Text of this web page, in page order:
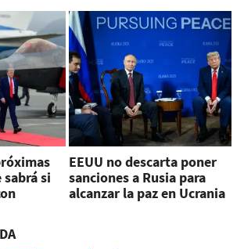
sabrá si
EEUU no descarta poner
sanciones a Rusia para
alcanzar la paz en Ucrania